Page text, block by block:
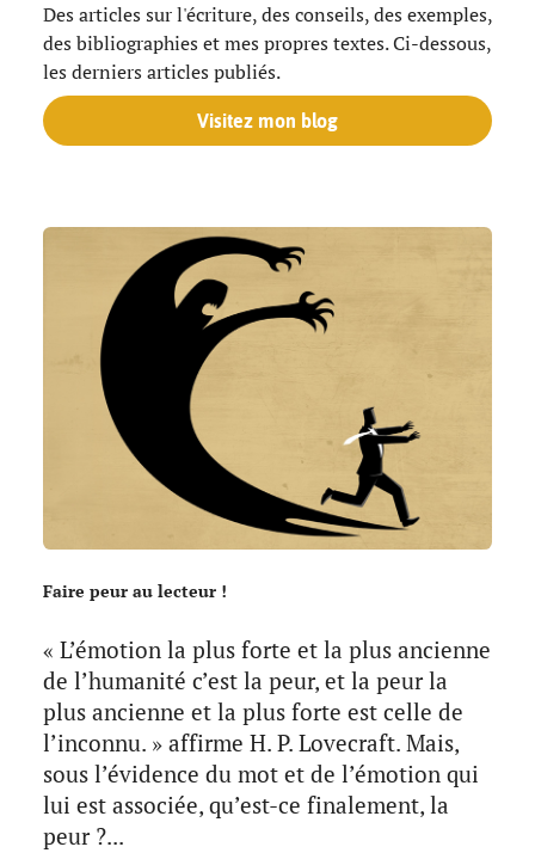
Des articles sur l'écriture, des conseils, des exemples,
des bibliographies et mes propres textes. Ci-dessous,
les derniers articles publiés.
Visitez mon blog
Faire peur au lecteur !
« L’émotion la plus forte et la plus ancienne
de l’humanité c’est la peur, et la peur la
plus ancienne et la plus forte est celle de
l’inconnu. » affirme H. P. Lovecraft. Mais,
sous l’évidence du mot et de l’émotion qui
lui est associée, qu’est-ce finalement, la
peur ?...